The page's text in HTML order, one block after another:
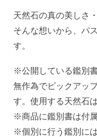
天然石の真の美しさ
そんな想いから、パ
す。
※公開している鑑別
無作為でピックアッ
す。使用する天然石
※商品に鑑別書は付
※個別に行う鑑別に